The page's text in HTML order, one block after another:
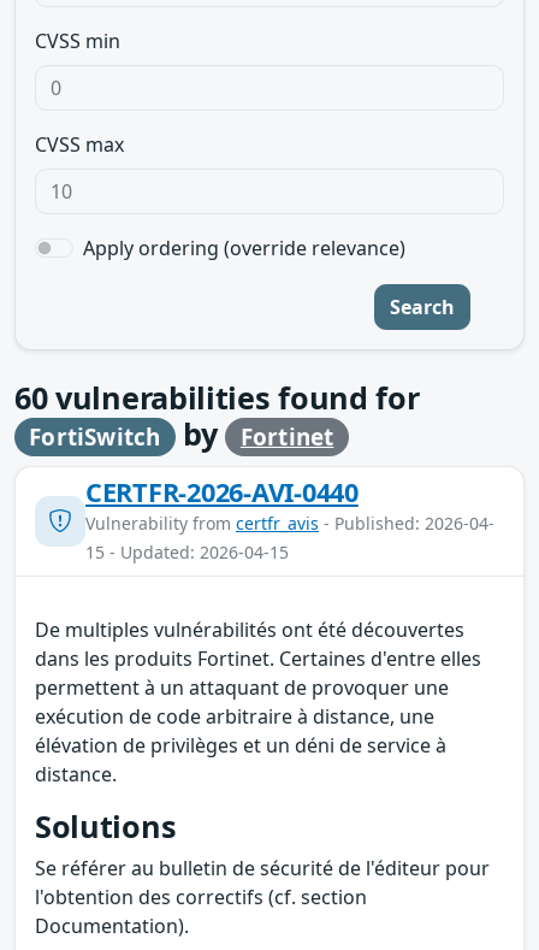
CVSS min
CVSS max
Apply ordering (override relevance)
Search
60vulnerabilities found for
FortiSwitch by Fortinet
CERTFR-2026-AVI-0440
Vulnerability from certfr_avis - Published: 2026-04-
15 - Updated: 2026-04-15
De multiples vulnérabilités ont été découvertes
dans les produits Fortinet. Certaines d'entre elles
permettent à un attaquant de provoquer une
exécution de code arbitraire à distance, une
élévation de privilèges et un déni de service à
distance.
Solutions
Se référer au bulletin de sécurité de l'éditeur pour
l'obtention des correctifs (cf. section
Documentation).